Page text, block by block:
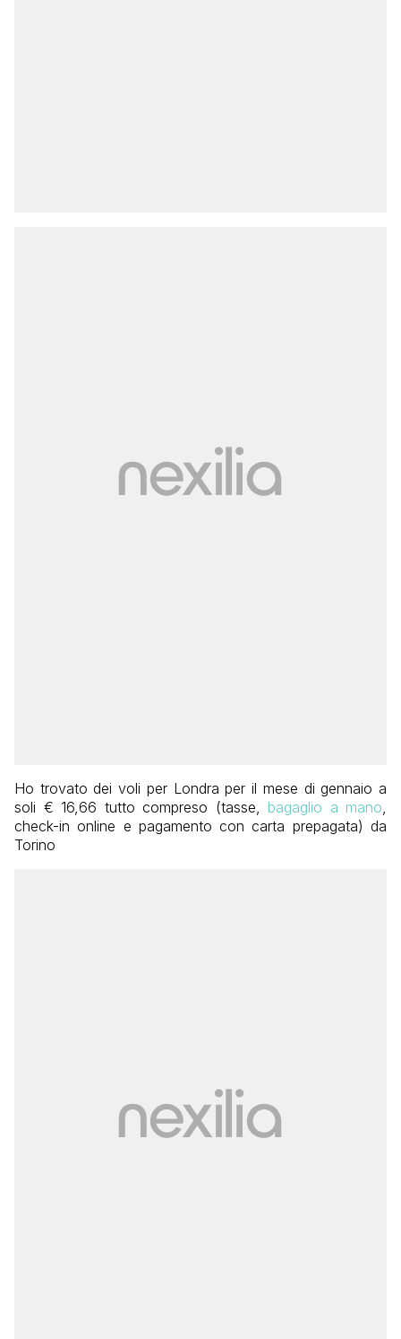
Ho trovato dei voli per Londra per il mese di gennaio a
soli € 16,66 tutto compreso (tasse, bagaglio a mano,
check-in online e pagamento con carta prepagata) da
Torino